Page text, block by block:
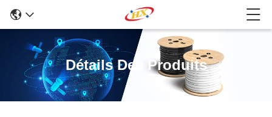
Détails Des Produits